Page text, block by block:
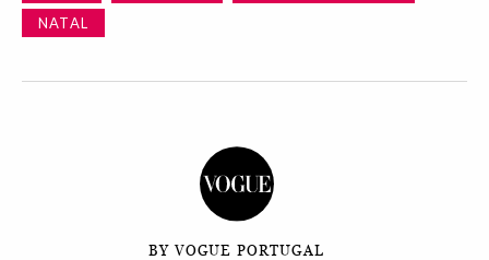
NATAL
BY VOGUE PORTUGAL